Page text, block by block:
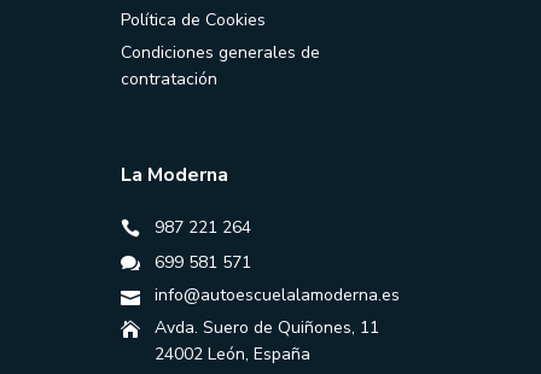
Política de Cookies
Condiciones generales de
contratación
La Moderna
987 221 264
699 581 571
info@autoescuelalamoderna.es
Avda. Suero de Quiñones, 11
24002 León, España